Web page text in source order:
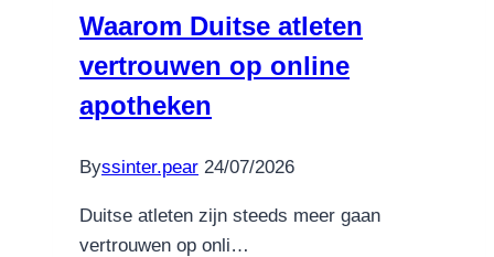
that
it
and
can
Free
Revolves
round
Waarom Duitse atleten
vertrouwen op online
apotheken
Byssinter.pear 24/07/2026
Duitse atleten zijn steeds meer gaan
vertrouwen op onli…